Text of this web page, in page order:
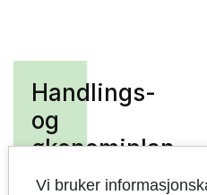
Handlings-
og
økonomiplan
2023-
Vi bruker